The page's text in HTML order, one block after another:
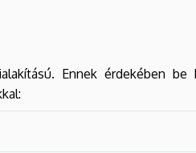
Ennek érdekében